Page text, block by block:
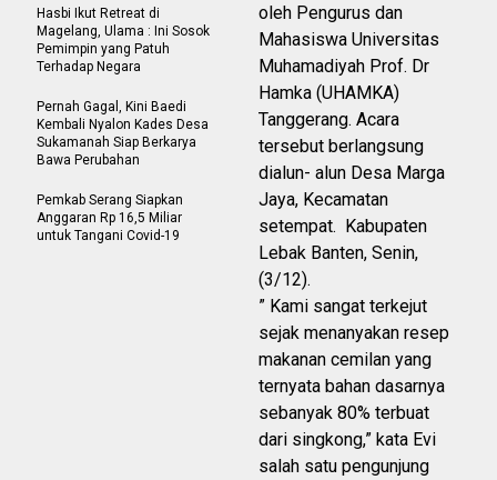
oleh Pengurus dan
Mahasiswa Universitas
Muhamadiyah Prof. Dr
Hamka (UHAMKA)
Tanggerang. Acara
tersebut berlangsung
dialun- alun Desa Marga
Jaya, Kecamatan
setempat. Kabupaten
Lebak Banten, Senin,
(3/12).
” Kami sangat terkejut
sejak menanyakan resep
makanan cemilan yang
ternyata bahan dasarnya
sebanyak 80% terbuat
dari singkong,” kata Evi
salah satu pengunjung
Hasbi Ikut Retreat di
Magelang, Ulama : Ini Sosok
Pemimpin yang Patuh
Terhadap Negara
Pernah Gagal, Kini Baedi
Kembali Nyalon Kades Desa
Sukamanah Siap Berkarya
Bawa Perubahan
Pemkab Serang Siapkan
Anggaran Rp 16,5 Miliar
untuk Tangani Covid-19